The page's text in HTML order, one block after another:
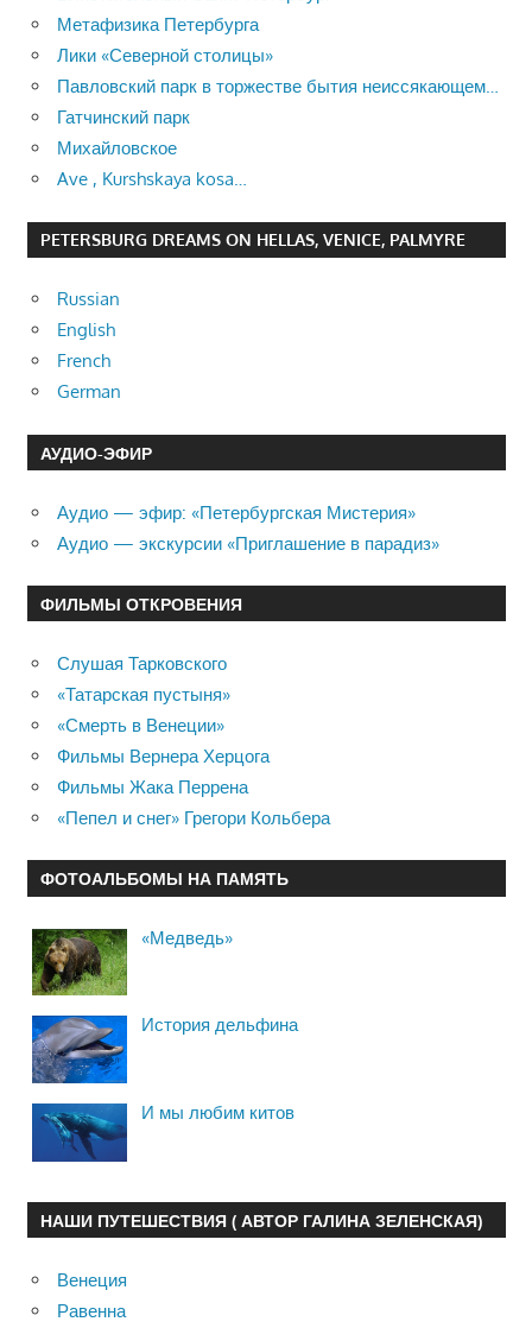
Метафизика Петербурга
Лики «Северной столицы»
Павловский парк в торжестве бытия неиссякающем…
Гатчинский парк
Михайловское
Ave , Kurshskaya kosa…
PETERSBURG DREAMS ON HELLAS, VENICE, PALMYRE
Russian
English
French
German
АУДИО-ЭФИР
Аудио — эфир: «Петербургская Мистерия»
Аудио — экскурсии «Приглашение в парадиз»
ФИЛЬМЫ ОТКРОВЕНИЯ
Слушая Тарковского
«Татарская пустыня»
«Смерть в Венеции»
Фильмы Вернера Херцога
Фильмы Жака Перрена
«Пепел и снег» Грегори Кольбера
ФОТОАЛЬБОМЫ НА ПАМЯТЬ
«Медведь»
История дельфина
И мы любим китов
НАШИ ПУТЕШЕСТВИЯ ( АВТОР ГАЛИНА ЗЕЛЕНСКАЯ)
Венеция
Равенна